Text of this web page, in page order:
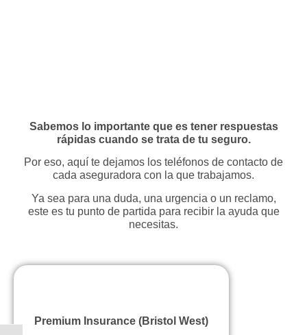
Sabemos lo importante que es tener respuestas
rápidas cuando se trata de tu seguro.
Por eso, aquí te dejamos los teléfonos de contacto de
cada aseguradora con la que trabajamos.
Ya sea para una duda, una urgencia o un reclamo,
este es tu punto de partida para recibir la ayuda que
necesitas.
Premium Insurance (Bristol West)